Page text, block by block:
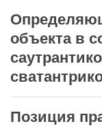
объекта в
Позиция